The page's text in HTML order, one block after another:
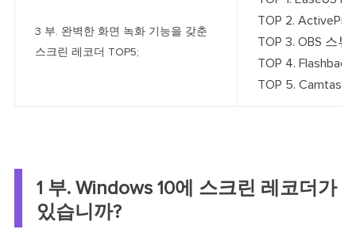
3 부. 완벽한 화면 녹화 기능을 갖춘
스크린 레코더 TOP5;
TOP 2.
TOP 3. OBS 스튜
TOP 4. Flashback
TOP 5.
1 부. Windows 10에 스크린 레코더가
있습니까?